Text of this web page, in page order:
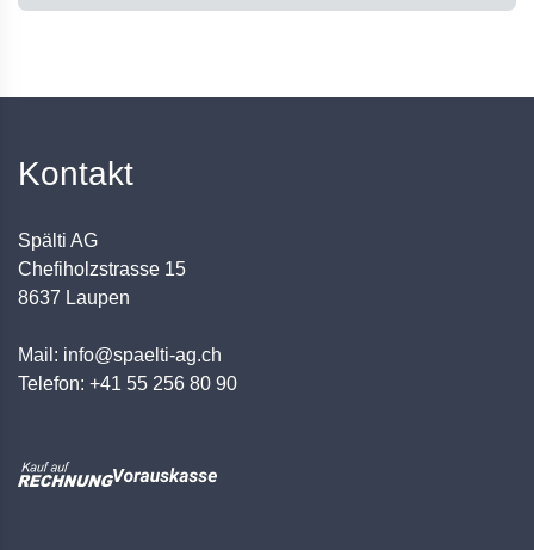
Kontakt
Spälti AG
Chefiholzstrasse 15
8637 Laupen
Mail: info@spaelti-ag.ch
Telefon: +41 55 256 80 90